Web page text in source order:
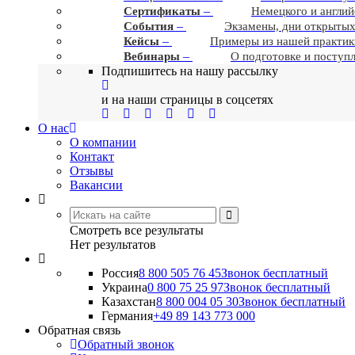
Сертификаты –
Немецкого и
События –
Экзамены, дни
Кейсы –
Примеры из нашей
Вебинары – О подготовке и
Подпишитесь на нашу рассылку
и на наши страницы в соцсетях
О нас
О компании
Контакт
Отзывы
Вакансии
Смотреть все результаты
Нет результатов
Россия8 800 505 76 45Звонок бесплатный
Украина0 800 75 25 97Звонок бесплатный
Казахстан8 800 004 05 30Звонок бесплатный
Германия+49 89 143 773 000
Обратная связь
Обратный звонок